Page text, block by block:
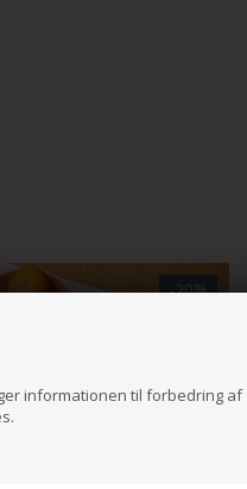
informationen til forbedring af